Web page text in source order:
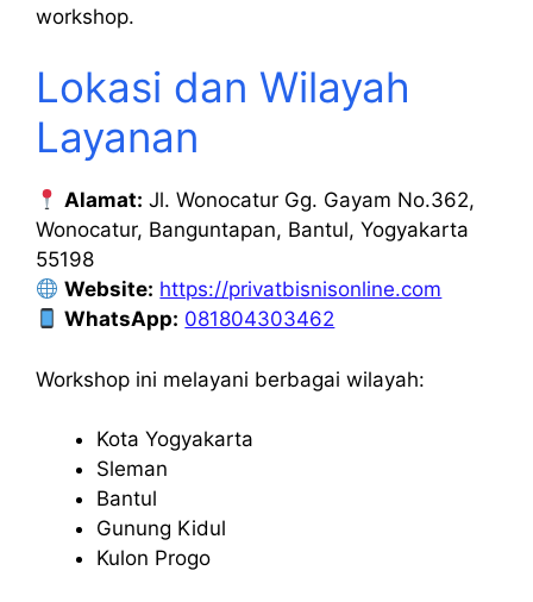
workshop.
Lokasi dan Wilayah
Layanan
Alamat: Jl. Wonocatur Gg. Gayam No.362,
Wonocatur, Banguntapan, Bantul, Yogyakarta
55198
Website: https://privatbisnisonline.com
WhatsApp: 081804303462
Workshop ini melayani berbagai wilayah:
Kota Yogyakarta
Sleman
Bantul
Gunung Kidul
Kulon Progo